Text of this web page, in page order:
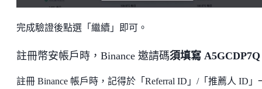
完成驗證後點選「繼續」即可。
註冊幣安帳戶時，Binance 邀請碼須填寫 A5GCDP7Q
註冊 Binance 帳戶時，記得於「Referral ID」/「推薦人 ID」